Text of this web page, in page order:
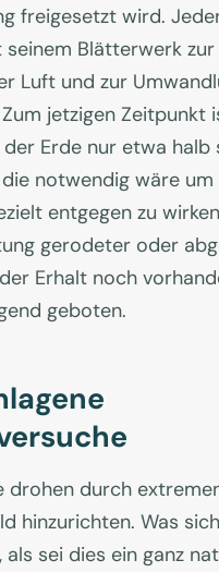
freigesetzt wird.
Blätterwerk
Luft und zur
jetzigen Zeitpunkt
Erde nur etwa halb
notwendig wäre um
entgegen zu
gerodeter oder
Erhalt noch
geboten.
drohen durch
hinzurichten. Was
sei dies ein ganz